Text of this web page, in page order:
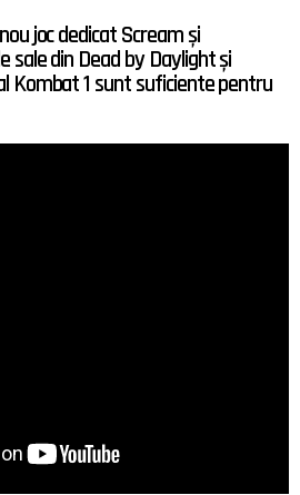
joc dedicat Scream și
sale din Dead by Daylight și
Kombat 1 sunt suficiente pentru